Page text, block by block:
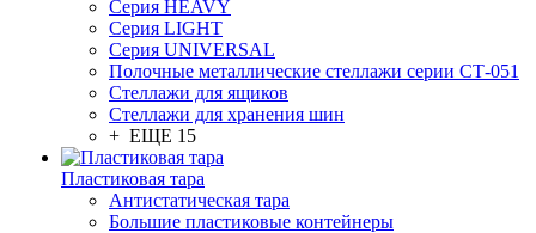
Серия HEAVY
Серия LIGHT
Серия UNIVERSAL
Полочные металлические стеллажи серии СТ-051
Стеллажи для ящиков
Стеллажи для хранения шин
+ ЕЩЕ 15
Пластиковая тара
Антистатическая тара
Большие пластиковые контейнеры